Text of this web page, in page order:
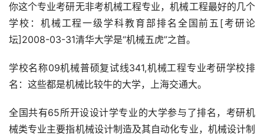
你这个专业考研无非考机械工程专业，机械工程最好的几个
学校：机械工程一级学科教育部排名全国前五[考研论
坛]2008-03-31清华大学是“机械五虎”之首。
学校名称09机械普硕复试线341,机械工程专业考研学校排
名：这些都是机械比较牛的大学，上海交通大。
全国共有65所开设设计学专业的大学参与了排名，考研机
械类专业主要指机械设计制造及其自动化专业，机械设计制